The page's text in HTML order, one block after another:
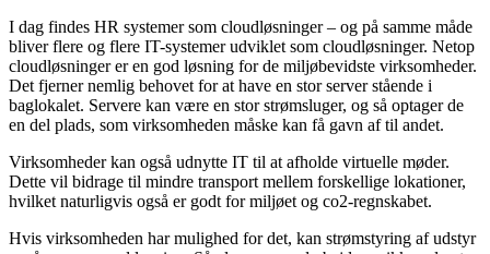
I dag findes HR systemer som cloudløsninger – og på samme måde
bliver flere og flere IT-systemer udviklet som cloudløsninger. Netop
cloudløsninger er en god løsning for de miljøbevidste virksomheder.
Det fjerner nemlig behovet for at have en stor server stående i
baglokalet. Servere kan være en stor strømsluger, og så optager de
en del plads, som virksomheden måske kan få gavn af til andet.
Virksomheder kan også udnytte IT til at afholde virtuelle møder.
Dette vil bidrage til mindre transport mellem forskellige lokationer,
hvilket naturligvis også er godt for miljøet og co2-regnskabet.
Hvis virksomheden har mulighed for det, kan strømstyring af udstyr